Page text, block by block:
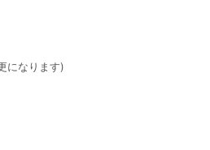
なります)